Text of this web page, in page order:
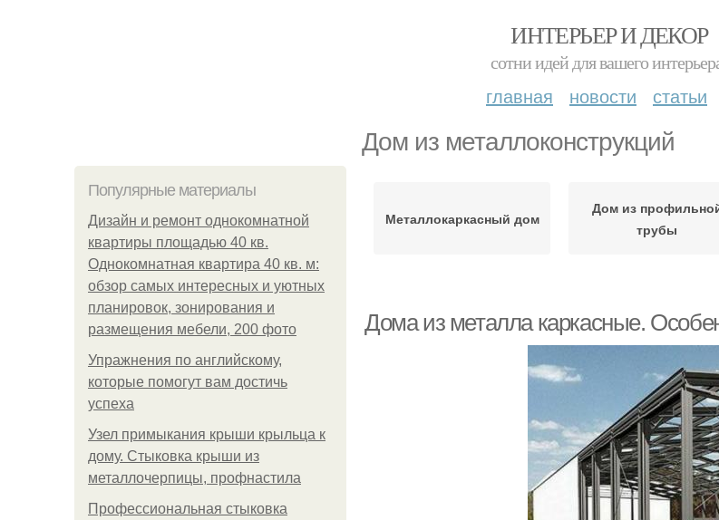
ИНТЕРЬЕР И ДЕКОР
сотни идей для вашего
главная новости статьи
Дом из металлоконструкций
Популярные материалы
Дизайн и ремонт однокомнатной
квартиры площадью 40 кв.
Однокомнатная квартира 40 кв. м:
обзор самых интересных и уютных
планировок, зонирования и
размещения мебели, 200 фото
Упражнения по английскому,
которые помогут вам достичь
успеха
Узел примыкания крыши крыльца к
дому. Стыковка крыши из
металлочерпицы, профнастила
Профессиональная стыковка
Металлокаркасный дом
Дом из
трубы
Дома из металла каркасные.